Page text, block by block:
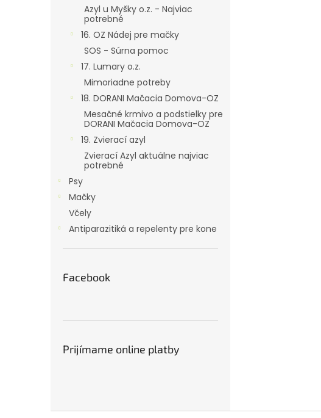
Azyl u Myšky o.z. - Najviac
potrebné
16. OZ Nádej pre mačky
SOS - Súrna pomoc
17. Lumary o.z.
Mimoriadne potreby
18. DORANI Mačacia Domova-OZ
Mesačné krmivo a podstielky pre
DORANI Mačacia Domova-OZ
19. Zvierací azyl
Zvierací Azyl aktuálne najviac
potrebné
Psy
Mačky
Včely
Antiparazitiká a repelenty pre kone
Facebook
Prijímame online platby